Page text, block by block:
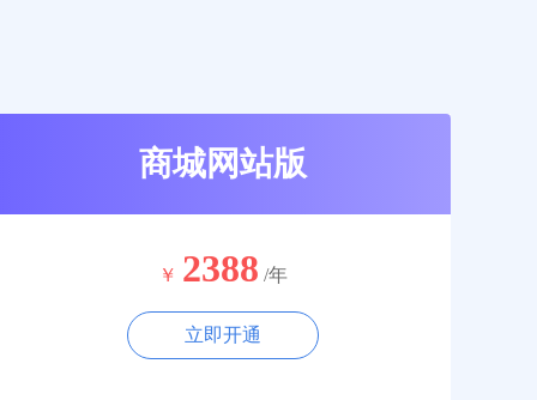
商城网站版
￥ 2388 /年
立即开通